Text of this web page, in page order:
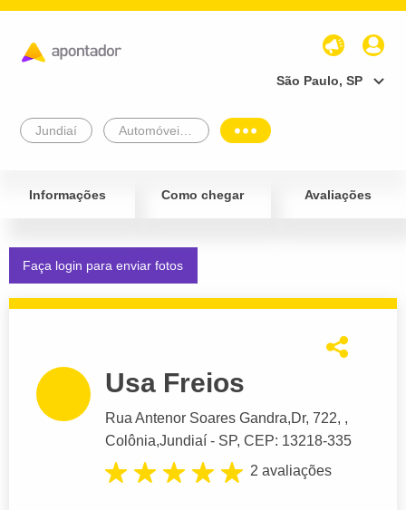
São Paulo, SP
Jundiaí
Informações Como chegar Avaliações
Faça login para enviar fotos
Usa Freios
Rua Antenor Soares Gandra,Dr, 722, ,
Colônia,Jundiaí - SP, CEP: 13218-335
2 avaliações